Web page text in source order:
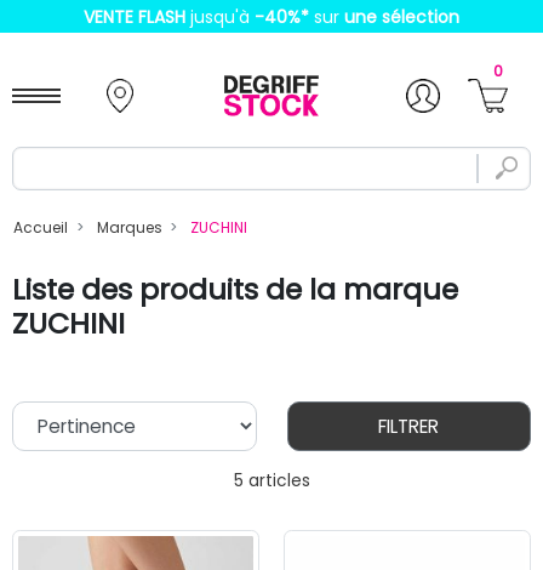
VENTE FLASH jusqu'à -40%* sur une sélection
0
Accueil Marques ZUCHINI
Liste des produits de la marque
ZUCHINI
5 articles
FILTRER